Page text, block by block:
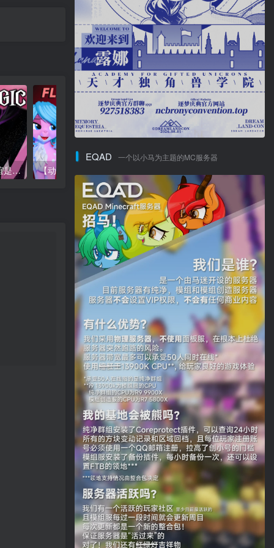
【长篇故事/视频翻译】友谊是悲剧2：公主之传-S2E6-水晶帝国
EQAD 一个以小马为主题的MC服务器